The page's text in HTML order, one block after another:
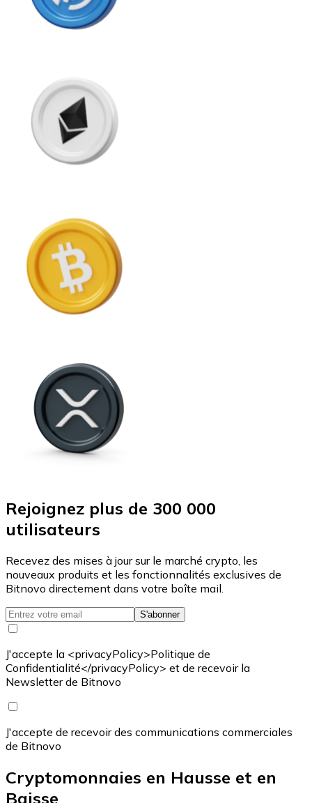
Rejoignez plus de 300 000
utilisateurs
Recevez des mises à jour sur le marché crypto, les
nouveaux produits et les fonctionnalités exclusives de
Bitnovo directement dans votre boîte mail.
S'abonner
J'accepte la <privacyPolicy>Politique de
Confidentialité</privacyPolicy> et de recevoir la
Newsletter de Bitnovo
J'accepte de recevoir des communications commerciales
de Bitnovo
Cryptomonnaies en Hausse et en
Baisse